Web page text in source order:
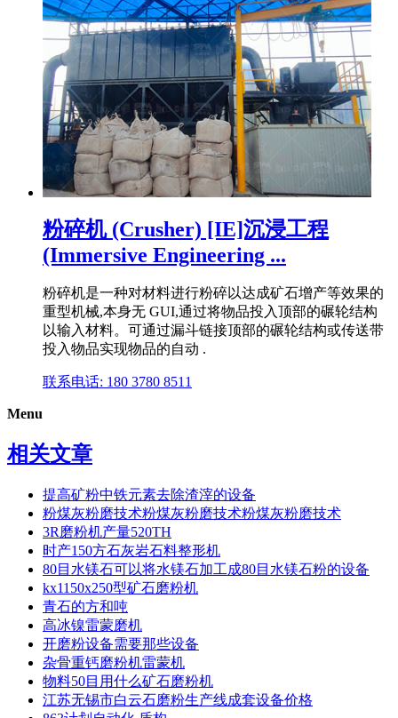
粉碎机 (Crusher) [IE]沉浸工程
(Immersive Engineering ...
粉碎机是一种对材料进行粉碎以达成矿石增产等效果的
重型机械,本身无 GUI,通过将物品投入顶部的碾轮结构
以输入材料。可通过漏斗链接顶部的碾轮结构或传送带
投入物品实现物品的自动 .
联系电话: 180 3780 8511
Menu
相关文章
提高矿粉中铁元素去除渣滓的设备
粉煤灰粉磨技术粉煤灰粉磨技术粉煤灰粉磨技术
3R磨粉机产量520TH
时产150方石灰岩石料整形机
80目水镁石可以将水镁石加工成80目水镁石粉的设备
kx1150x250型矿石磨粉机
青石的方和吨
高冰镍雷蒙磨机
开磨粉设备需要那些设备
杂骨重钙磨粉机雷蒙机
物料50目用什么矿石磨粉机
江苏无锡市白云石磨粉生产线成套设备价格